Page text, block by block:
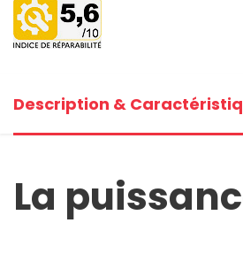
Description &
La